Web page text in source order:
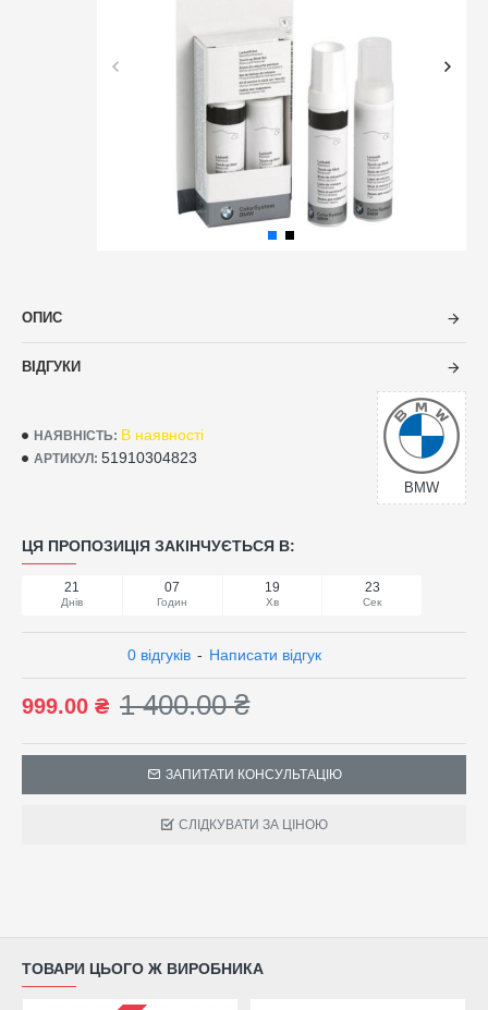
ОПИС
ВІДГУКИ
НАЯВНІСТЬ: В наявності
АРТИКУЛ: 51910304823
BMW
0 відгуків - Написати відгук
ЦЯ ПРОПОЗИЦІЯ ЗАКІНЧУЄТЬСЯ В:
21
Днів
07
Годин
19
Хв
23
Сек
1 400.00 ₴
999.00 ₴
ЗАПИТАТИ КОНСУЛЬТАЦІЮ
СЛІДКУВАТИ ЗА ЦІНОЮ
ТОВАРИ ЦЬОГО Ж ВИРОБНИКА